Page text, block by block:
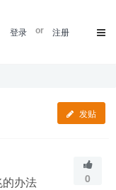
登录 or 注册
发贴
0
办法